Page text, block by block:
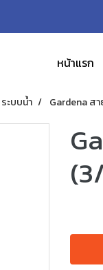
หน้าแรก
ระบบน้ำ Gardena ส